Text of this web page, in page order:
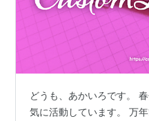
どうも、あかいろです。
気に活動しています。 万